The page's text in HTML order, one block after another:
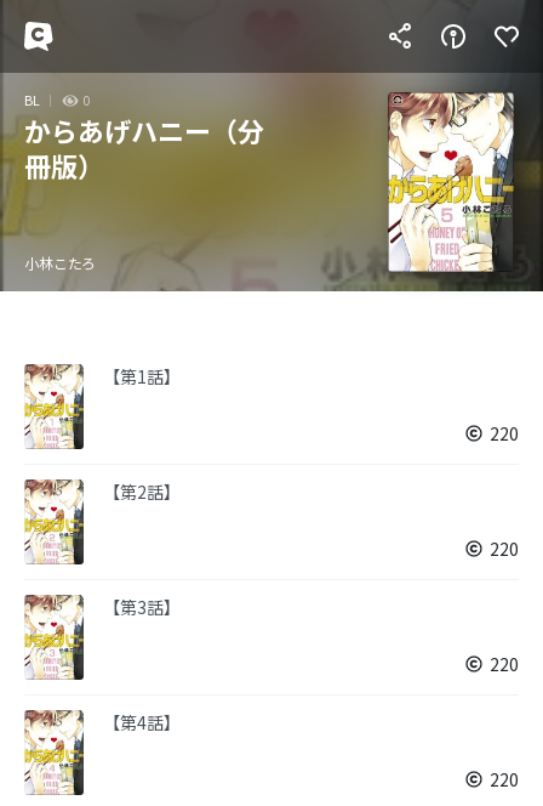
BL 0
からあげハニー（分
冊版）
小林こたろ
【第1話】
220
【第2話】
220
【第3話】
220
【第4話】
220